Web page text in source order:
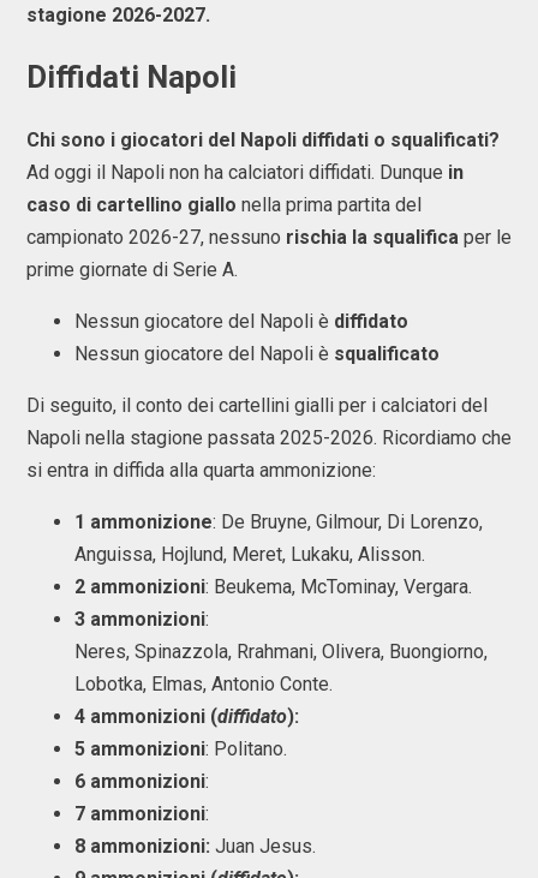
stagione 2026-2027.
Diffidati Napoli
Chi sono i giocatori del Napoli diffidati o squalificati?
Ad oggi il Napoli non ha calciatori diffidati. Dunque in
caso di cartellino giallo nella prima partita del
campionato 2026-27, nessuno rischia la squalifica per le
prime giornate di Serie A.
Nessun giocatore del Napoli è diffidato
Nessun giocatore del Napoli è squalificato
Di seguito, il conto dei cartellini gialli per i calciatori del
Napoli nella stagione passata 2025-2026. Ricordiamo che
si entra in diffida alla quarta ammonizione:
1 ammonizione: De Bruyne, Gilmour, Di Lorenzo,
Anguissa, Hojlund, Meret, Lukaku, Alisson.
2 ammonizioni: Beukema, McTominay, Vergara.
3 ammonizioni:
Neres, Spinazzola, Rrahmani, Olivera, Buongiorno,
Lobotka, Elmas, Antonio Conte.
4 ammonizioni (diffidato):
5 ammonizioni: Politano.
6 ammonizioni:
7 ammonizioni:
8 ammonizioni: Juan Jesus.